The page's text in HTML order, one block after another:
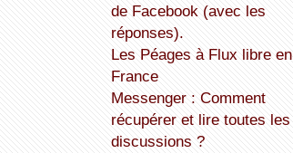
de Facebook (avec les
réponses).
Les Péages à Flux libre en
France
Messenger : Comment
récupérer et lire toutes les
discussions ?